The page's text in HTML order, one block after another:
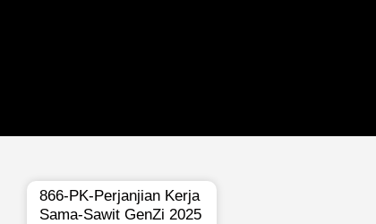
866-PK-Perjanjian Kerja
Sama-Sawit GenZi 2025